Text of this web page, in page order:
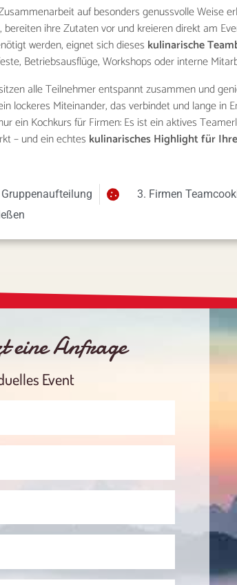
auf besonders genussvolle Weise
ihre Zutaten vor und kreieren direkt am
werden, eignet sich dieses kulinarische
Betriebsausflüge, Workshops oder interne
alle Teilnehmer entspannt zusammen und
lockeres Miteinander, das verbindet und lange in
ein Kochkurs für Firmen: Es ist ein aktives
– und ein echtes kulinarisches Highlight für
3. Firmen
eine Anfrage
Event